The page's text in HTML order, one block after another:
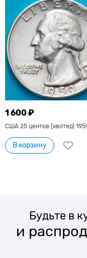
1 600 ₽
США 25 центов (квотер)
В корзину
Будьте в
и